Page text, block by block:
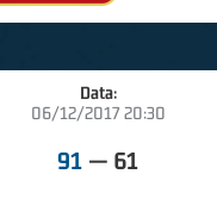
Data:
06/12/2017 20:30
91 — 61